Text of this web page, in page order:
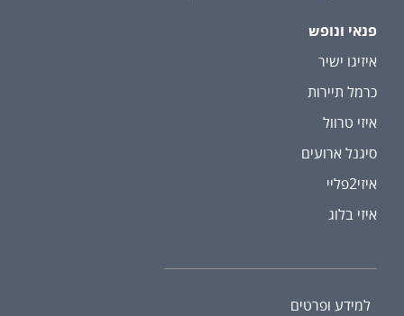
פנאי ונופש
איזיגו ישיר
כרמל תיירות
איזי טרוול
סיגנל ארועים
איזי2פליי
איזי בלוג
למידע ופרטים